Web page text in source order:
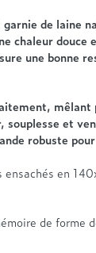
de laine
chaleur douce
une bonne
mêlant
souplesse et
robuste
ensachés en
de forme